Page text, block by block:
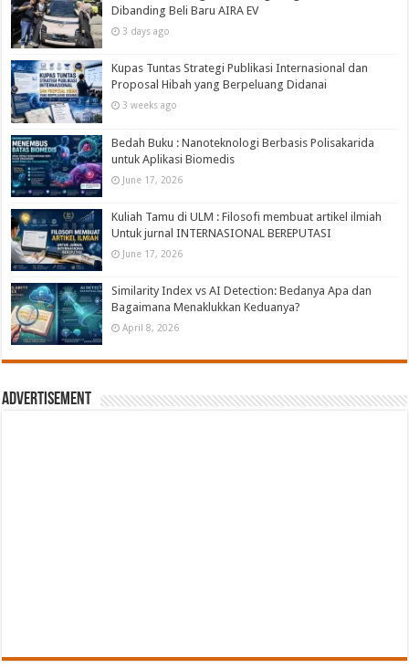
Dibanding Beli Baru AIRA EV
3 days ago
Kupas Tuntas Strategi Publikasi Internasional dan
Proposal Hibah yang Berpeluang Didanai
3 weeks ago
Bedah Buku : Nanoteknologi Berbasis Polisakarida
untuk Aplikasi Biomedis
June 17, 2026
Kuliah Tamu di ULM : Filosofi membuat artikel ilmiah
Untuk jurnal INTERNASIONAL BEREPUTASI
June 17, 2026
Similarity Index vs AI Detection: Bedanya Apa dan
Bagaimana Menaklukkan Keduanya?
April 8, 2026
Advertisement